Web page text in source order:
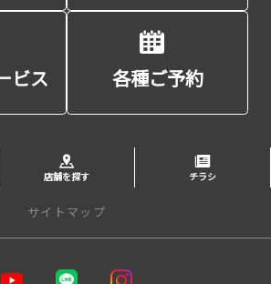
ビス 各種ご予約
店舗を探す チラシ
サイトマップ